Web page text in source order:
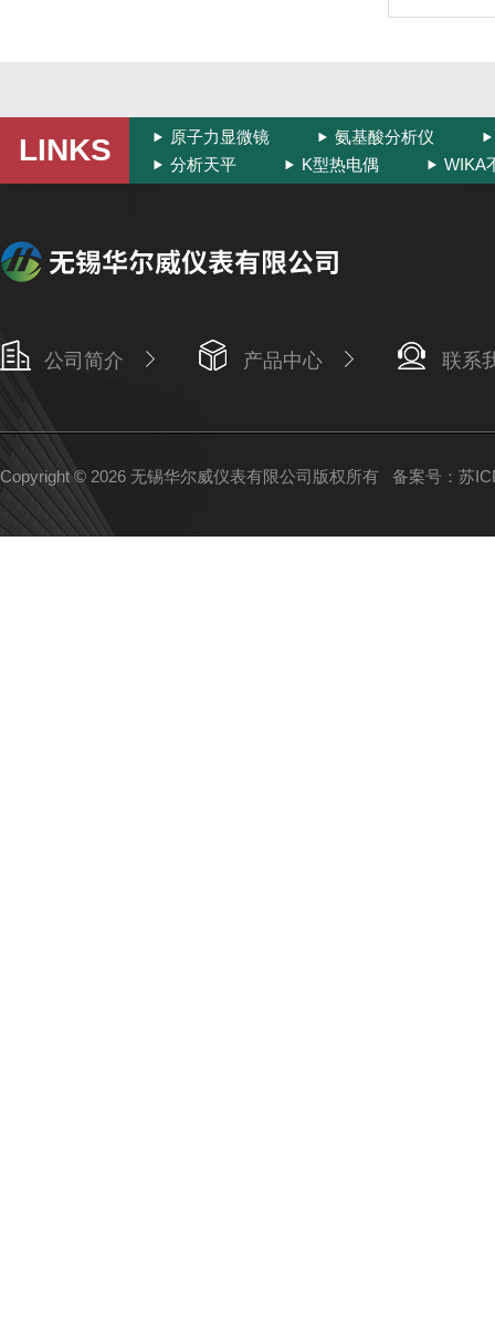
LINKS 原子力显微镜
氨基酸分析仪
分析天平
K型热电偶 WIKA
公司简介 产品中心 联系
Copyright © 2026 无锡华尔威仪表有限公司版权所有 备案号：苏